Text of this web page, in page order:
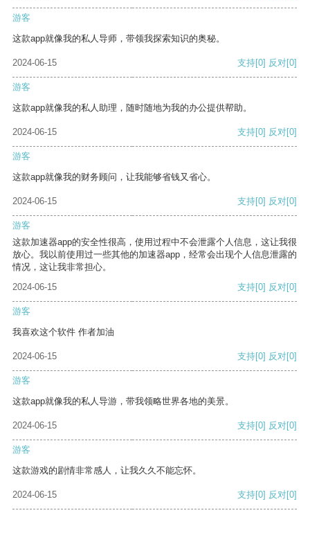
游客
这款app就像我的私人导师，带领我探索知识的奥秘。
2024-06-15 支持[0] 反对[0]
游客
这款app就像我的私人助理，随时随地为我的办公提供帮助。
2024-06-15 支持[0] 反对[0]
游客
这款app就像我的财务顾问，让我能够省钱又省心。
2024-06-15 支持[0] 反对[0]
游客
这款加速器app的安全性很高，使用过程中不会泄露个人信息，这让我很
放心。我以前使用过一些其他的加速器app，经常会出现个人信息泄露的
情况，这让我非常担心。
2024-06-15
支持[0] 反对[0]
游客
我喜欢这个软件 作者加油
2024-06-15 支持[0] 反对[0]
游客
这款app就像我的私人导游，带我领略世界各地的美景。
2024-06-15 支持[0] 反对[0]
游客
这款游戏的剧情非常感人，让我久久不能忘怀。
2024-06-15 支持[0] 反对[0]